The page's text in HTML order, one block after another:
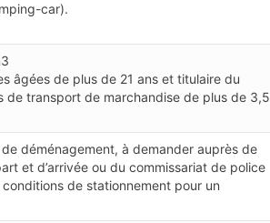
car).
âgées de plus de 21 ans et titulaire du
de transport de marchandise de plus de 3,5
déménagement, à demander auprès de
et d’arrivée ou du commissariat de police
conditions de stationnement pour un